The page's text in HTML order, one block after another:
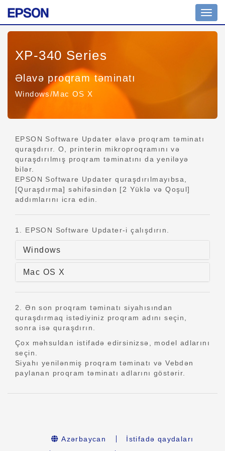
keç
XP-340 Series
Əlavə proqram təminatı
Windows/Mac OS X
EPSON Software Updater əlavə proqram təminatı
quraşdırır. O, printerin mikroproqramını və
quraşdırılmış proqram təminatını da yeniləyə
bilər.
EPSON Software Updater quraşdırılmayıbsa,
[Quraşdırma] səhifəsindən [2 Yüklə və Qoşul]
addımlarını icra edin.
1. EPSON Software Updater-i çalışdırın.
Windows
Mac OS X
2. Ən son proqram təminatı siyahısından
quraşdırmaq istədiyiniz proqram adını seçin,
sonra isə quraşdırın.
Çox məhsuldan istifadə edirsinizsə, model adlarını
seçin.
Siyahı yenilənmiş proqram təminatı və Vebdən
paylanan proqram təminatı adlarını göstərir.
Azərbaycan
İstifadə qaydaları